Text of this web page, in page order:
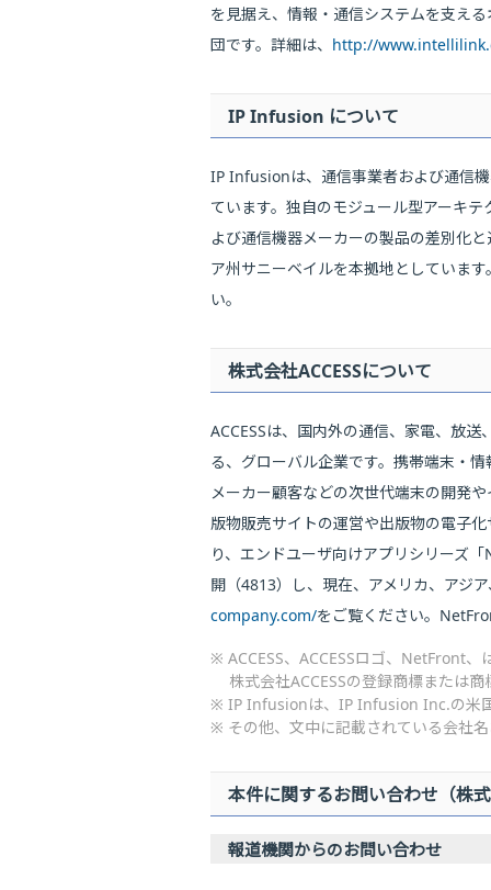
を見据え、情報・通信システムを支え
団です。詳細は、 http://
IP Infusion について
IP Infusionは、通信事業者および通信
ています。独自のモジュール型アーキ
よび通信機器メーカーの製品の差別化
ア州サニーベイルを本拠地としていま
い。
株式会社ACCESSについて
ACCESSは、国内外の通信、家電、放
る、グローバル企業です。携帯端末・
メーカー顧客などの次世代端末の開発
版物販売サイトの運営や出版物の電子
り、エンドユーザ向けアプリシリーズ
開（4813）し、現在、アメリカ、アジ
company.com/をご覧ください。
※ ACCESS、ACCESSロゴ、NetFront
株式会社ACCESSの登録商標または商
※ IP Infusionは、IP Infusion Inc.の米国
※ その他、文中に記載されている会社
本件に関するお問い合わせ（株
報道機関からのお問い合わせ